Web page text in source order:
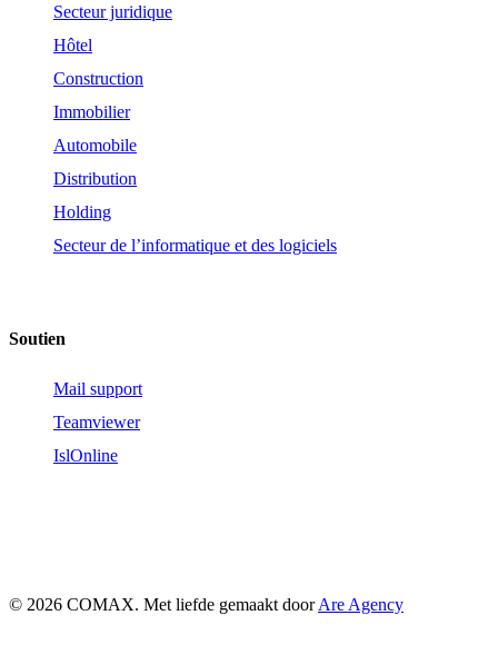
Secteur juridique
Hôtel
Construction
Immobilier
Automobile
Distribution
Holding
Secteur de l’informatique et des logiciels
Soutien
Mail support
Teamviewer
IslOnline
© 2026 COMAX. Met liefde gemaakt doorAre Agency